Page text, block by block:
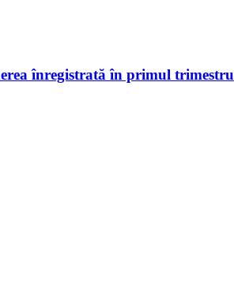
înregistrată în primul trimestru